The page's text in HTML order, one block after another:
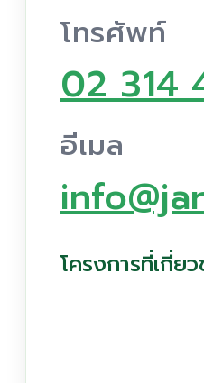
โทรศัพท์
02 314
อีเมล
โครงการที่เกี่ย